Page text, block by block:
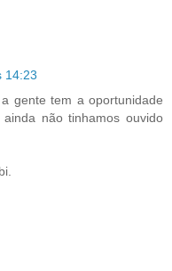
14:23
gente tem a oportunidade
não tinhamos ouvido